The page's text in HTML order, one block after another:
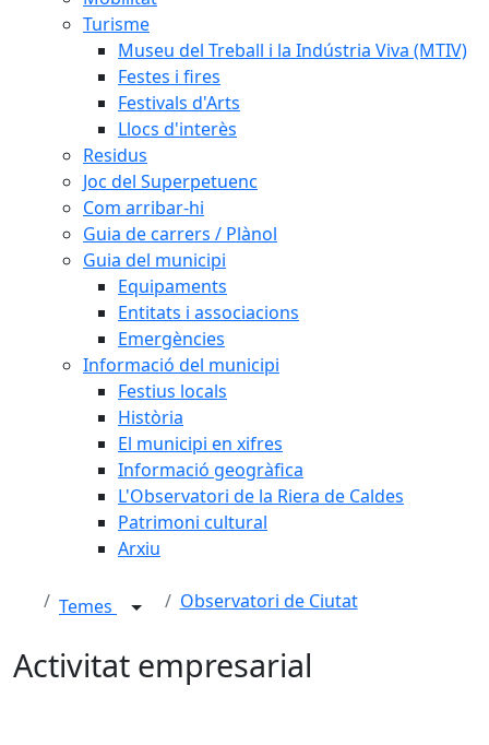
Turisme
Museu del Treball i la Indústria Viva (MTIV)
Festes i fires
Festivals d'Arts
Llocs d'interès
Residus
Joc del Superpetuenc
Com arribar-hi
Guia de carrers / Plànol
Guia del municipi
Equipaments
Entitats i associacions
Emergències
Informació del municipi
Festius locals
Història
El municipi en xifres
Informació geogràfica
L'Observatori de la Riera de Caldes
Patrimoni cultural
Arxiu
Temes Observatori de Ciutat
Activitat empresarial